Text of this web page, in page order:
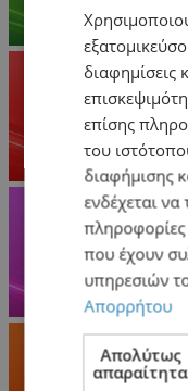
διαφημίσεις
επίσης
του
διαφήμισης
ενδέχεται
που έχουν
υπηρεσιών
Απορρήτου
Απολύτως
απαραίτητα